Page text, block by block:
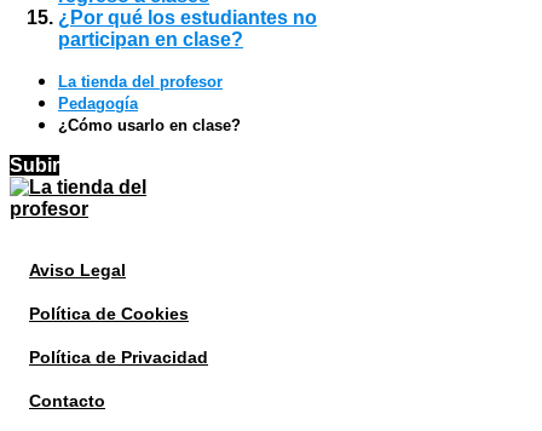
¿Por qué los estudiantes no
participan en clase?
La tienda del profesor
Pedagogía
¿Cómo usarlo en clase?
Subir
Aviso Legal
Política de Cookies
Política de Privacidad
Contacto